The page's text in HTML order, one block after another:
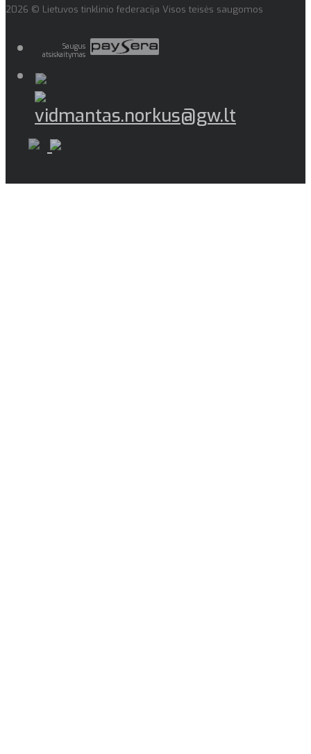
2026 © Lietuvos tinklinio federacija Visos teisės saugomos
Saugus
atsiskaitymas